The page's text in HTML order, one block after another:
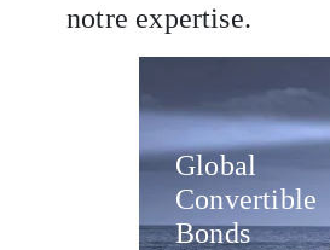
notre expertise.
Global
Convertible
Bonds